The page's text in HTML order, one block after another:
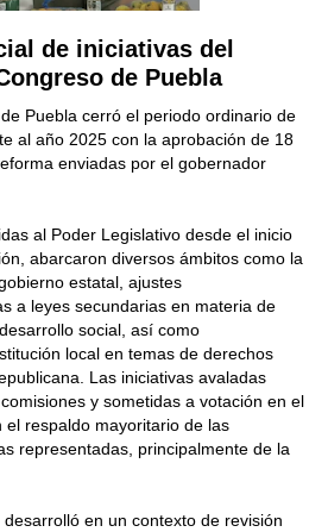
de iniciativas del
de Puebla
Puebla cerró el periodo ordinario de
al año 2025 con la aprobación de 18
enviadas por el gobernador
al Poder Legislativo desde el inicio
abarcaron diversos ámbitos como la
estatal, ajustes
a leyes secundarias en materia de
social, así como
local en temas de derechos
Las iniciativas avaladas
y sometidas a votación en el
el respaldo mayoritario de las
representadas, principalmente de la
en un contexto de revisión